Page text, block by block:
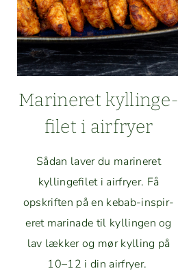
Marineret kyllinge­
filet i airfryer
Sådan laver du marineret
kyllinge­filet i air­fry­er. Få
opskriften på en kebab-inspir­
eret mari­nade til kyllin­gen og
lav lækker og mør kylling på
10–12 i din airfryer.